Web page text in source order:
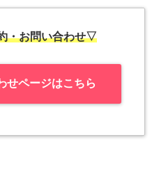
・お問い合わせ▽
せページはこちら